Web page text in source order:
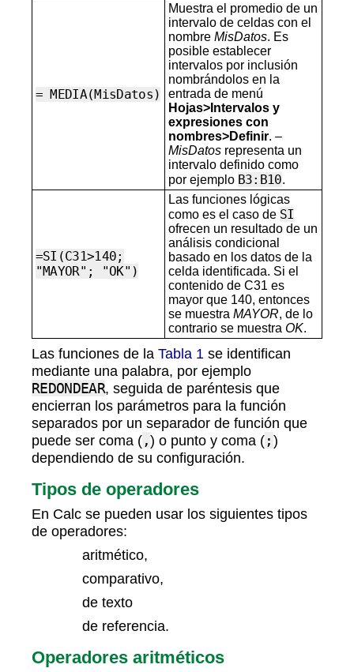
= MEDIA(MisDatos)
Muestra el promedio de un
intervalo de celdas con el
nombre MisDatos. Es
posible establecer
intervalos por inclusión
nombrándolos en la
entrada de menú
Hojas>Intervalos y
expresiones con
nombres>Definir. –
MisDatosrepresenta un
intervalo definido como
por ejemplo B3:B10.
=SI(C31>140;
"MAYOR"; "OK")
Las funciones lógicas
como es el caso de SI
ofrecen un resultado de un
análisis condicional
basado en los datos de la
celda identificada. Si el
contenido de C31 es
mayor que 140, entonces
se muestra MAYOR, de lo
contrario se muestra OK.
Las funciones de la Tabla 1 se identifican
mediante una palabra, por ejemplo
REDONDEAR, seguida de paréntesis que
encierran los parámetros para la función
separados por un separador de función que
puede ser coma (,) o punto y coma (;)
dependiendo de su configuración.
Tipos de operadores
En Calc se pueden usar los siguientes tipos
de operadores:
aritmético,
comparativo,
de texto
de referencia.
Operadores aritméticos